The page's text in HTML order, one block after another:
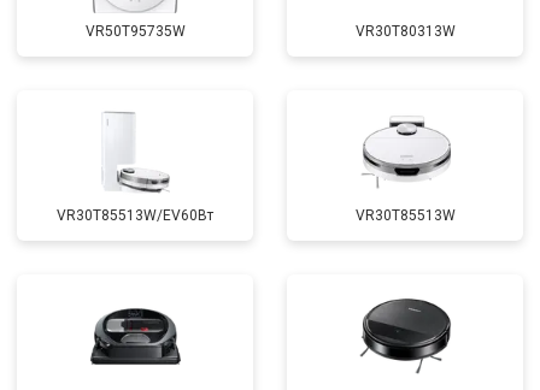
VR50T95735W VR30T80313W
VR30T85513W/EV60Вт VR30T85513W